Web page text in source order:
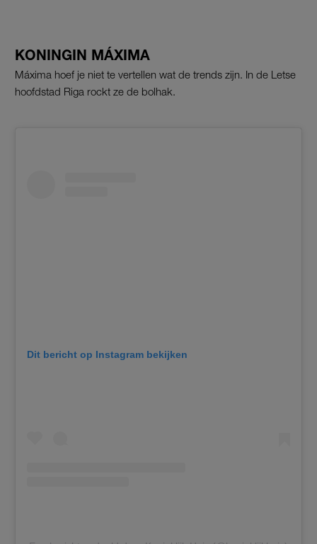
KONINGIN MÁXIMA
Máxima hoef je niet te vertellen wat de trends zijn. In de Letse
hoofdstad Riga rockt ze de bolhak.
Dit bericht op Instagram bekijken